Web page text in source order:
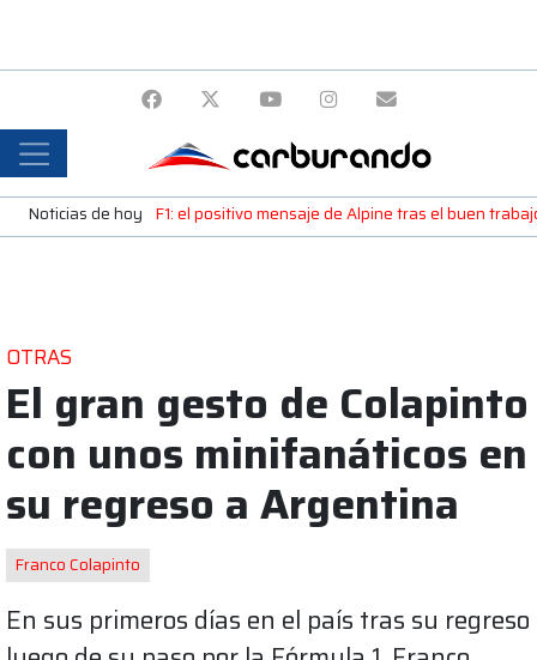
Noticias de hoy F1: el positivo mensaje de Alpine tras el buen
OTRAS
El gran gesto de Colapinto
con unos minifanáticos en
su regreso a Argentina
Franco Colapinto
En sus primeros días en el país tras su regreso